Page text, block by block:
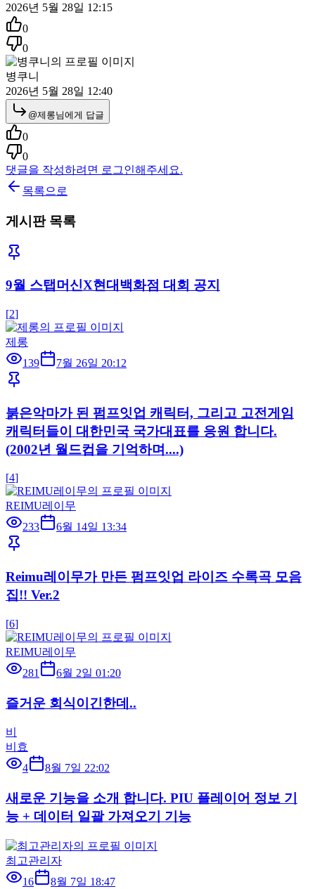
2026년 5월 28일 12:15
0
0
병쿠니
2026년 5월 28일 12:40
@제롱님에게 답글
0
0
댓글을 작성하려면 로그인해주세요.
목록으로
게시판 목록
9월 스탭머신X현대백화점 대회 공지
[2]
제롱
139
7월 26일 20:12
붉은악마가 된 펌프잇업 캐릭터, 그리고 고전게임
캐릭터들이 대한민국 국가대표를 응원 합니다.
(2002년 월드컵을 기억하며....)
[4]
REIMU레이무
233
6월 14일 13:34
Reimu레이무가 만든 펌프잇업 라이즈 수록곡 모음
집!! Ver.2
[6]
REIMU레이무
281
6월 2일 01:20
즐거운 회식이긴한데..
비
비효
4
8월 7일 22:02
새로운 기능을 소개 합니다. PIU 플레이어 정보 기
능 + 데이터 일괄 가져오기 기능
최고관리자
16
8월 7일 18:47